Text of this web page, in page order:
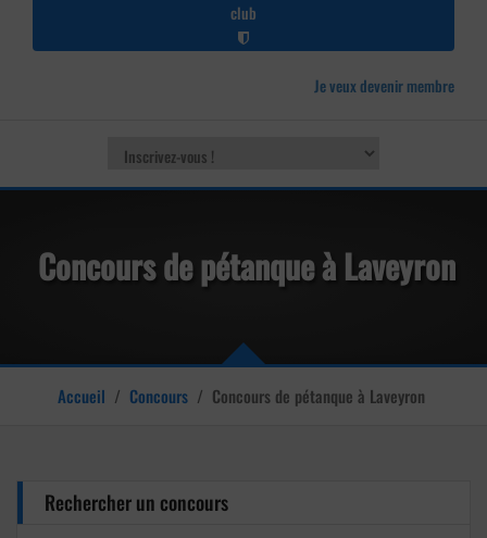
club
Je veux devenir membre
Concours de pétanque à Laveyron
Accueil / Concours / Concours de pétanque à Laveyron
Rechercher un concours